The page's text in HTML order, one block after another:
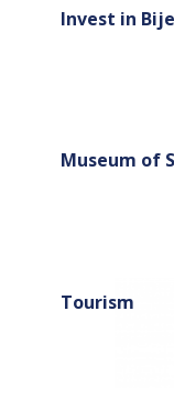
Invest in
Museum of
Tourism